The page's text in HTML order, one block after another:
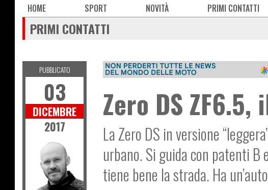
Main
navigation
HOME SPORT NOVITÀ PRIMI CONTATTI
PRIMI CONTATTI
Zero DS
La Zero DS in versione
urbano. Si guida con patenti
tiene bene la strada. Ha
PUBBLICATO
03
DICEMBRE
2017